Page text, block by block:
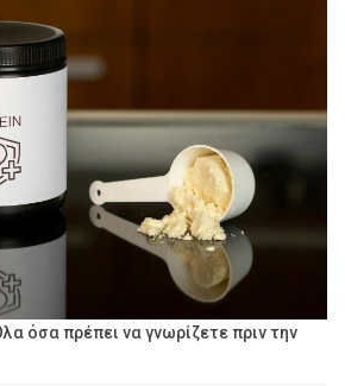
όσα πρέπει να γνωρίζετε πριν την